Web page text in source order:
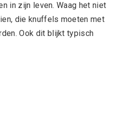
in zijn leven. Waag het niet
die knuffels moeten met
Ook dit blijkt typisch